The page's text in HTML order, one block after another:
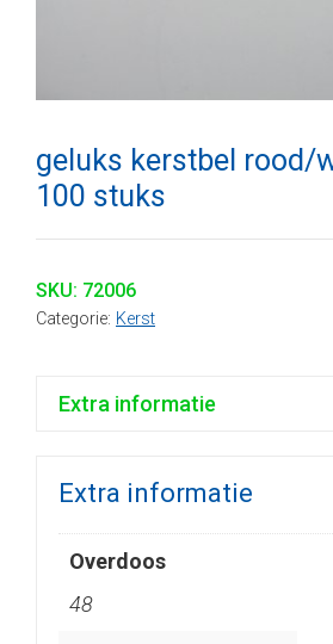
geluks kerstbel rood/
100 stuks
SKU: 72006
Categorie: Kerst
Extra informatie
Extra informatie
Overdoos
48